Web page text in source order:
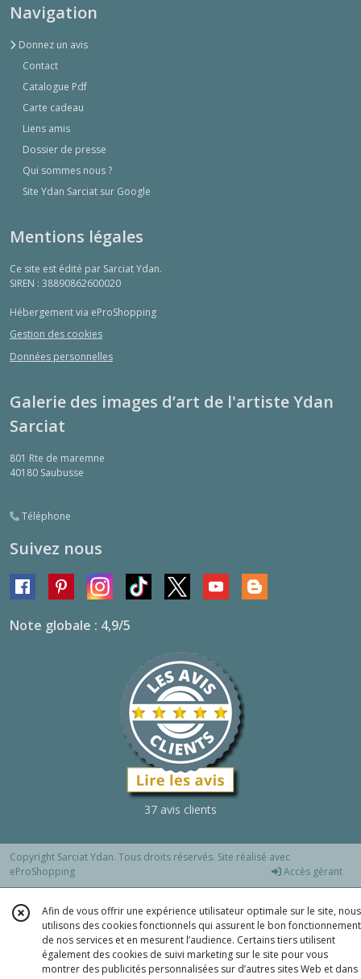
Navigation
Donnez un avis
Contact
Catalogue Pdf
Carte cadeau
Liens amis
Dossier de presse
Qui sommes nous ?
Site Ydan Sarciat sur Google
Mentions légales
Ce site est édité par Sarciat Ydan.
SIREN : 38890862600020
Hébergement via eProShopping
Gestion des cookies
Données personnelles
Galerie des images d’art de l'artiste Ydan
Sarciat
801 Rte de maremne
40180 Saubusse
Téléphone
Suivez nous
Note globale : 4,9/5
37 avis clients
Copyright Sarciat Ydan. Tous droits réservés. Site réalisé avec
eProShopping
Accès gérant
Afin de vous offrir une expérience utilisateur optimale sur le site, nous
utilisons des cookies fonctionnels qui assurent le bon fonctionnement
de nos services et en mesurent l’audience. Certains tiers utilisent
également des cookies de suivi marketing sur le site pour vous
montrer des publicités personnalisées sur d’autres sites Web et dans